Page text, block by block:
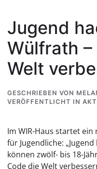
Jugend
Wülfrath
Welt
GESCHRIEBEN VON
VERÖFFENTLICHT IN
Im WIR-Haus startet
für Jugendliche:
können zwölf- bis 18-
Code die Welt